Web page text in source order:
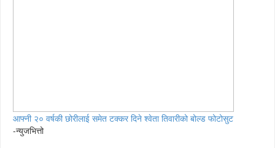
आफ्नी २० वर्षकी छोरीलाई समेत टक्कर दिने श्वेता तिवारीको बोल्ड फोटोसुट
-न्युजभित्तो